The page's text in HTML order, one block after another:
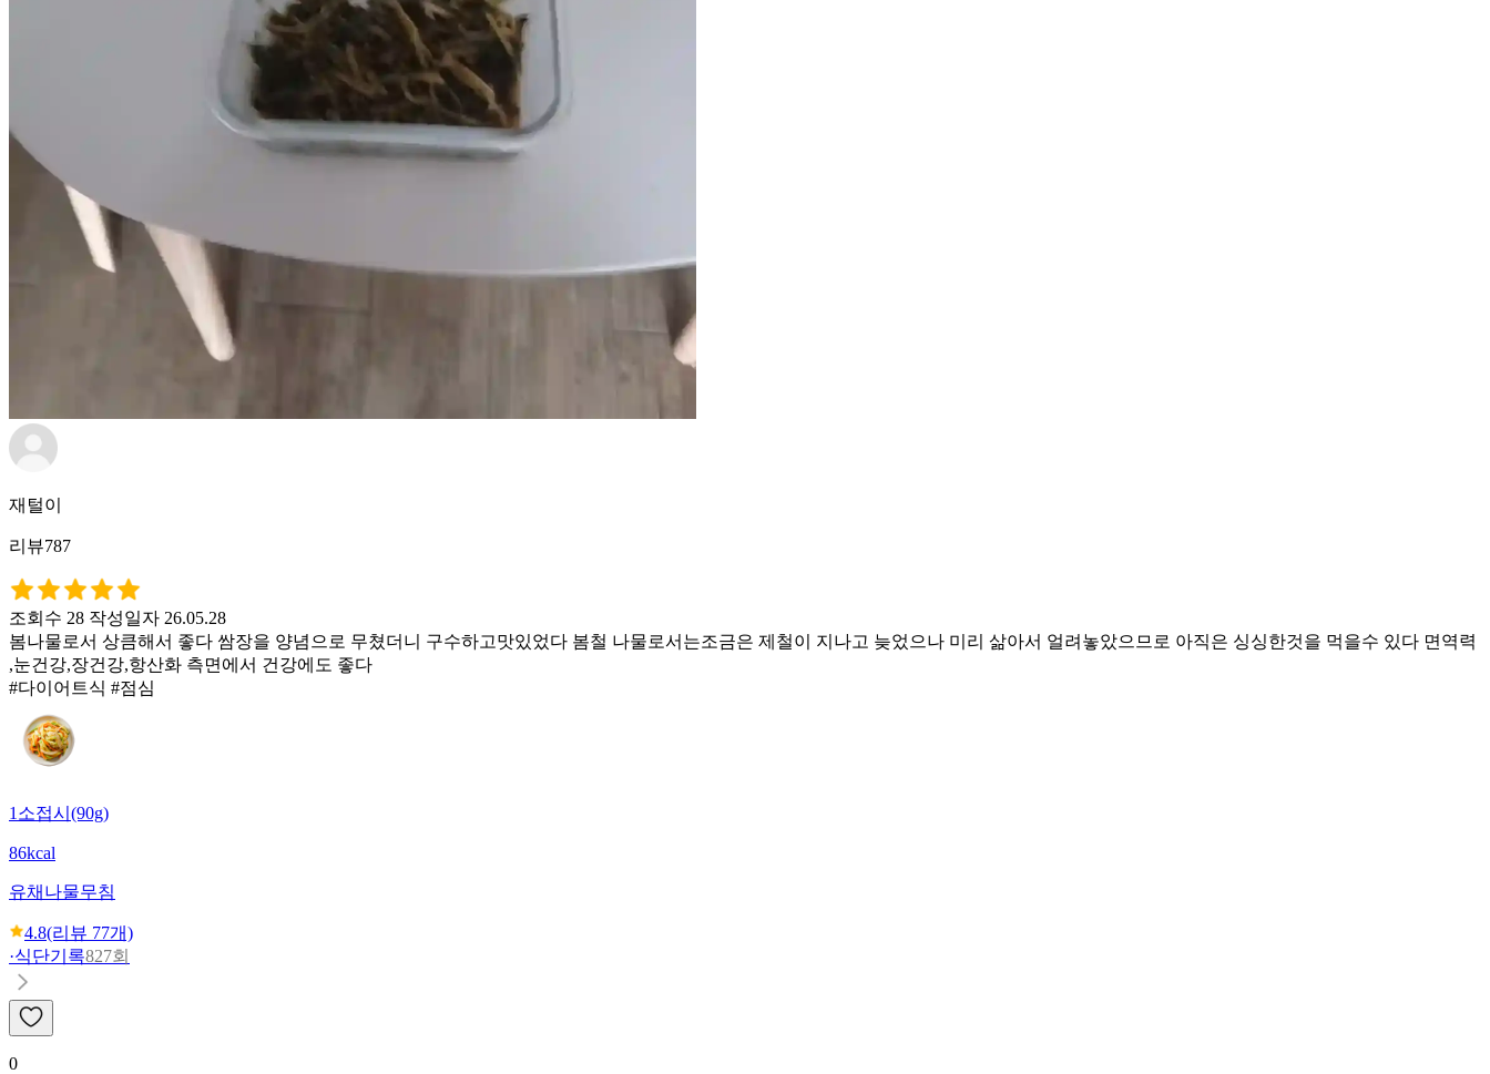
재털이
리뷰787
조회수 28 작성일자 26.05.28
봄나물로서 상큼해서 좋다 쌈장을 양념으로 무쳤더니 구수하고맛있었다 봄철 나물로서는조금은 제철이 지나고 늦었으나 미리 삶아서 얼려놓았으므로 아직은 싱싱한것을 먹을수 있다 면역력
,눈건강,장건강,항산화 측면에서 건강에도 좋다
#다이어트식 #점심
1소접시(90g)
86kcal
유채나물무침
4.8(리뷰 77개)
·식단기록827회
0